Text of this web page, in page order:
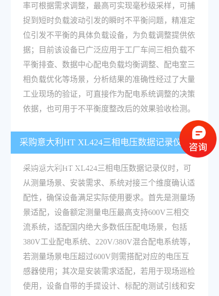
率可根据需求调整，最高可实现毫秒级采样，可捕
捉到短时负载波动引发的瞬时不平衡问题，精准定
位引发不平衡的具体负载设备，为负载调整提供依
据；目前该设备已广泛应用于工厂车间三相负载不
平衡排查、数据中心配电负载均衡调整、配电室三
相负载优化等场景，分析结果的准确性经过了大量
工业现场的验证，可直接作为配电系统调整的决策
依据，也可用于不平衡度整改后的效果验收检测。
采购意大利HT XL424三相电压数据记录仪需要
关注哪些适配性要求？
采购意大利HT XL424三相电压数据记录仪时，可
从测量场景、安装需求、系统对接三个维度确认适
配性，确保设备满足实际使用要求。首先是测量场
景适配，设备额定测量电压最高支持600V三相交
流系统，适配国内绝大多数低压配电场景，包括
380V工业配电系统、220V/380V混合配电系统等，
若测量场景电压超过600V则需搭配对应的电压互
感器使用；其次是安装需求适配，若用于现场巡检
使用，设备自带的手提设计、标配的测试引线和安